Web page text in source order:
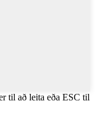
til að leita eða ESC til